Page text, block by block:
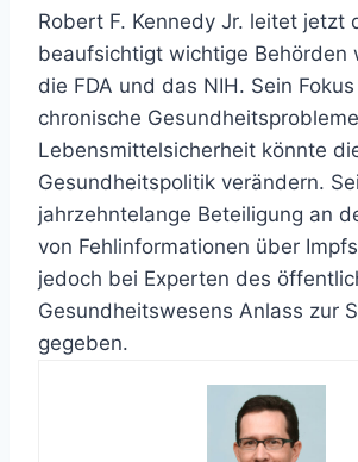
Robert F. Kennedy Jr. leitet jetzt
beaufsichtigt wichtige Behörden
die FDA und das NIH. Sein
chronische
Lebensmittelsicherheit könnte
Gesundheitspolitik verändern.
jahrzehntelange Beteiligung an
von Fehlinformationen über
jedoch bei Experten des
Gesundheitswesens Anlass zur
gegeben.